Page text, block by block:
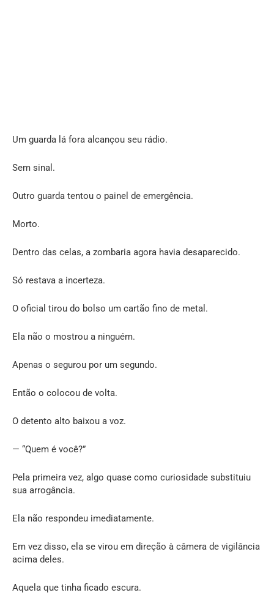
Um guarda lá fora alcançou seu rádio.
Sem sinal.
Outro guarda tentou o painel de emergência.
Morto.
Dentro das celas, a zombaria agora havia desaparecido.
Só restava a incerteza.
O oficial tirou do bolso um cartão fino de metal.
Ela não o mostrou a ninguém.
Apenas o segurou por um segundo.
Então o colocou de volta.
O detento alto baixou a voz.
— “Quem é você?”
Pela primeira vez, algo quase como curiosidade substituiu
sua arrogância.
Ela não respondeu imediatamente.
Em vez disso, ela se virou em direção à câmera de vigilância
acima deles.
Aquela que tinha ficado escura.